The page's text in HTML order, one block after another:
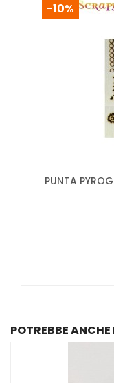
PUNTA
-10%
POTREBBE